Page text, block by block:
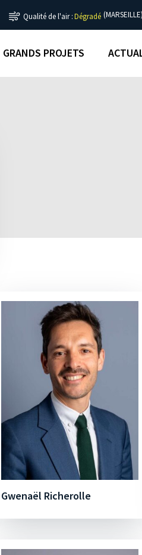
Qualité de l'air :Dégradé (MARSEILLE)
GRANDS PROJETS
Gwenaël Richerolle